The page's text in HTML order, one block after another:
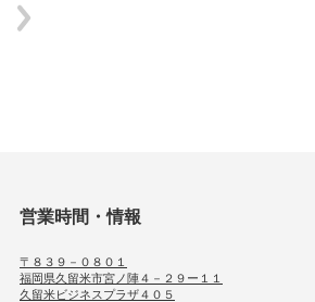
営業時間・情報
〒８３９－０８０１
福岡県久留米市宮ノ陣４－２９ー１１
久留米ビジネスプラザ４０５